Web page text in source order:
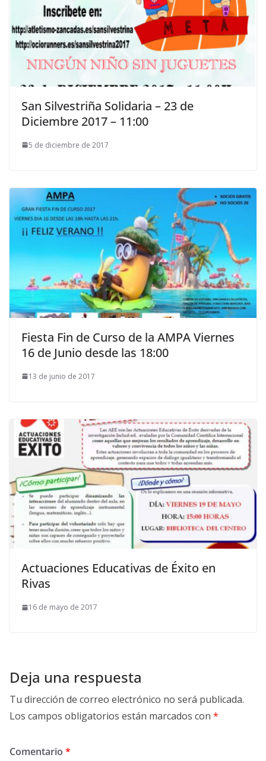
San Silvestriña Solidaria – 23 de
Diciembre 2017 – 11:00
5 de diciembre de 2017
Fiesta Fin de Curso de la AMPA Viernes
16 de Junio desde las 18:00
13 de junio de 2017
Actuaciones Educativas de Éxito en
Rivas
16 de mayo de 2017
Deja una respuesta
Tu dirección de correo electrónico no será publicada.
Los campos obligatorios están marcados con *
Comentario *